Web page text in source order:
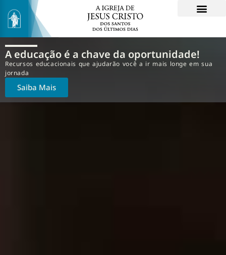
A educação é a chave da oportunidade!
Recursos educacionais que ajudarão você a ir mais longe em sua
jornada
Saiba Mais